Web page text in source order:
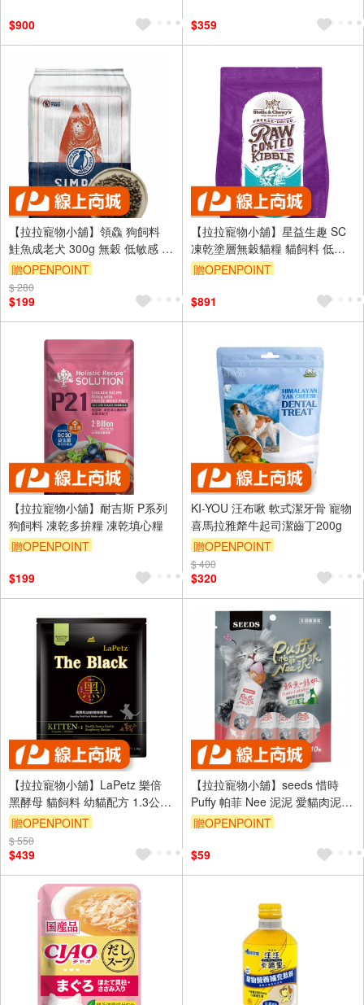
（運費不算在 2000 元的範圍
內）
$900
（運費不算在 2000 元的範圍
內）
$359
【拉拉寵物小舖】領鱻 狗飼料
鮭魚成老犬 300g 無穀 低敏感 野
生精選 天然糧 高肉量 犬糧
贈OPENPOINT
訂單滿 2000 元折抵 100元
（運費不算在 2000 元的範圍
內）
$ 280
$199
【拉拉寵物小舖】星益生趣 SC
凍乾塗層無穀貓糧 貓飼料 低溫
烘焙 富含Omega3＆6 維持皮毛
贈OPENPOINT
（運費不算在 2000 元的範圍
內）
$891
【拉拉寵物小舖】耐吉斯 P系列
狗飼料 凍乾多拚糧 凍乾填心糧
贈OPENPOINT
（運費不算在 2000 元的範圍
內）
$199
KI-YOU 汪布啾 軟式潔牙骨 寵物
喜馬拉雅犛牛起司潔齒丁200g
贈OPENPOINT
訂單滿 2000 元折抵 100元
（運費不算在 2000 元的範圍
內）
$ 400
$320
【拉拉寵物小舖】LaPetz 樂倍
黑酵母 貓飼料 幼貓配方 1.3公斤
The Black
贈OPENPOINT
訂單滿 2000 元折抵 100元
（運費不算在 2000 元的範圍
內）
$ 550
$439
【拉拉寵物小舖】seeds 惜時
Puffy 帕菲 Nee 泥泥 愛貓肉泥條
機能肉泥
贈OPENPOINT
（運費不算在 2000 元的範圍
內）
$59